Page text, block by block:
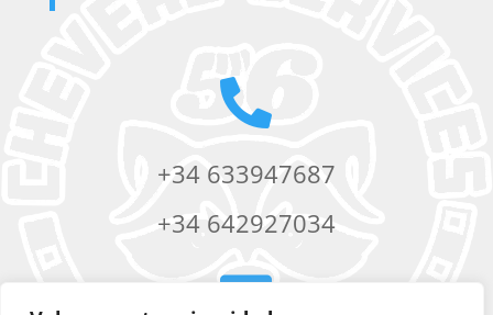

+34 633947687
+34 642927034
